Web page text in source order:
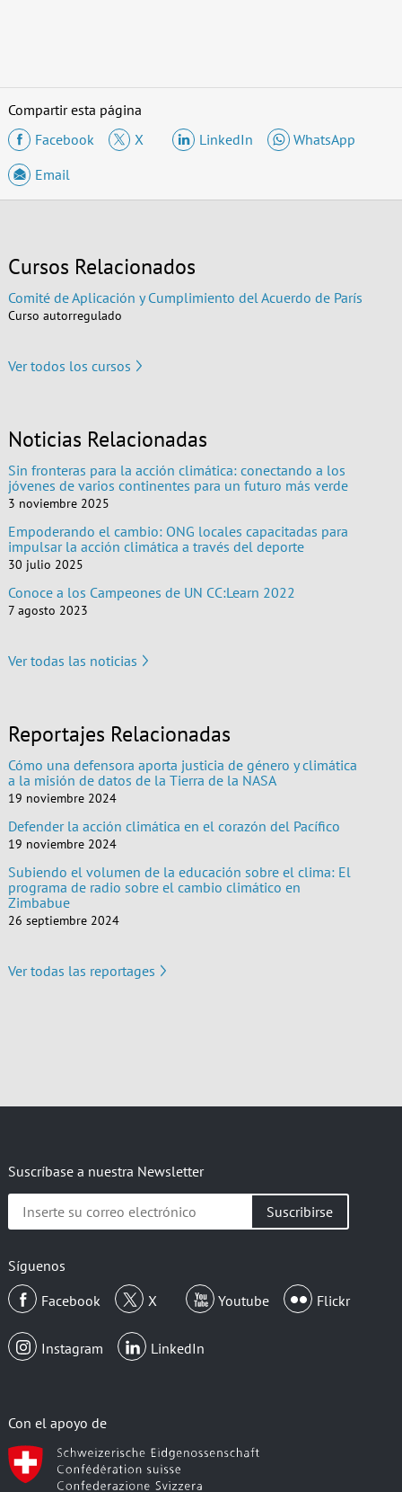
Compartir esta página
Facebook
X LinkedIn
WhatsApp
Email
Cursos Relacionados
Comité de Aplicación y Cumplimiento del Acuerdo de París
Curso autorregulado
Ver todos los cursos
Noticias Relacionadas
Sin fronteras para la acción climática: conectando a los
jóvenes de varios continentes para un futuro más verde
3 noviembre 2025
Empoderando el cambio: ONG locales capacitadas para
impulsar la acción climática a través del deporte
30 julio 2025
Conoce a los Campeones de UN CC:Learn 2022
7 agosto 2023
Ver todas las noticias
Reportajes Relacionadas
Cómo una defensora aporta justicia de género y climática
a la misión de datos de la Tierra de la NASA
19 noviembre 2024
Defender la acción climática en el corazón del Pacífico
19 noviembre 2024
Subiendo el volumen de la educación sobre el clima: El
programa de radio sobre el cambio climático en
Zimbabue
26 septiembre 2024
Ver todas las reportages
Suscríbase a nuestra Newsletter
Inserte
electrónico
Síguenos
Facebook
X Youtube Flickr
Instagram LinkedIn
Con el apoyo de